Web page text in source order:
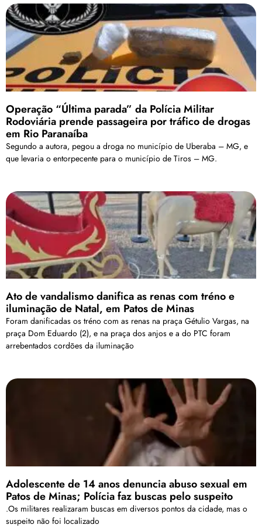
Operação “Última parada” da Polícia Militar
Rodoviária prende passageira por tráfico de drogas
em Rio Paranaíba
Segundo a autora, pegou a droga no município de Uberaba – MG, e
que levaria o entorpecente para o município de Tiros – MG.
Ato de vandalismo danifica as renas com tréno e
iluminação de Natal, em Patos de Minas
Foram danificadas os tréno com as renas na praça Gétulio Vargas, na
praça Dom Eduardo (2), e na praça dos anjos e a do PTC foram
arrebentados cordões da iluminação
Adolescente de 14 anos denuncia abuso sexual em
Patos de Minas; Polícia faz buscas pelo suspeito
.Os militares realizaram buscas em diversos pontos da cidade, mas o
suspeito não foi localizado